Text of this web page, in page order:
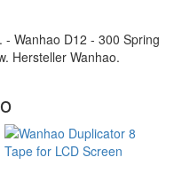
Wanhao D12 - 300 Spring
Hersteller Wanhao.